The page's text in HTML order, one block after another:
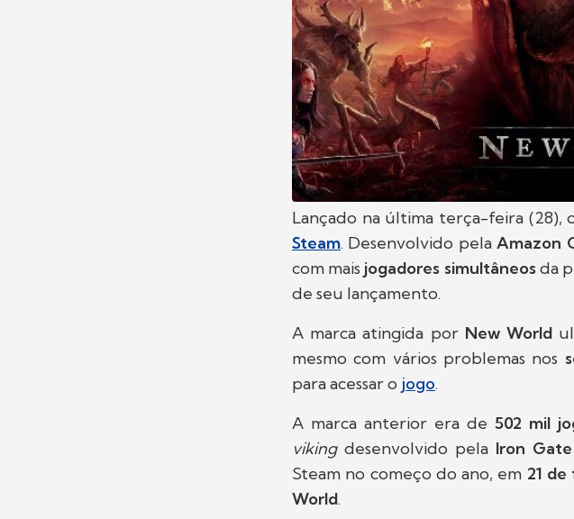
Lançado na última terça-feira (28),
Steam. Desenvolvido pelaAmazon
com mais jogadores simultâneosda
de seu lançamento.
A marca atingida por New World
mesmo com vários problemas nos
para acessar o jogo.
A marca anterior era de 502 mil
viking desenvolvido pela Iron
Steam no começo do ano, em 21
World.